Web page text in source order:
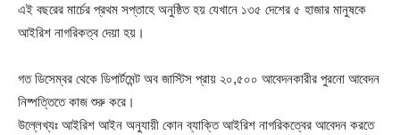
এই বছরের মার্চের প্রথম সপ্তাহে অনুষ্ঠিত হয় যেখানে ১৩৫ দেশের ৫ হাজার মানুষকে
আইরিশ নাগরিকত্ব দেয়া হয়।
গত ডিসেম্বর থেকে ডিপার্টমেন্ট অব জাস্টিস প্রায় ২০,৫০০ আবেদনকারীর পুরনো আবেদন
নিষ্পত্তিতে কাজ শুরু করে।
উল্লেখ্যঃ আইরিশ আইন অনুযায়ী কোন ব্যাক্তি আইরিশ নাগরিকত্বের আবেদন করতে